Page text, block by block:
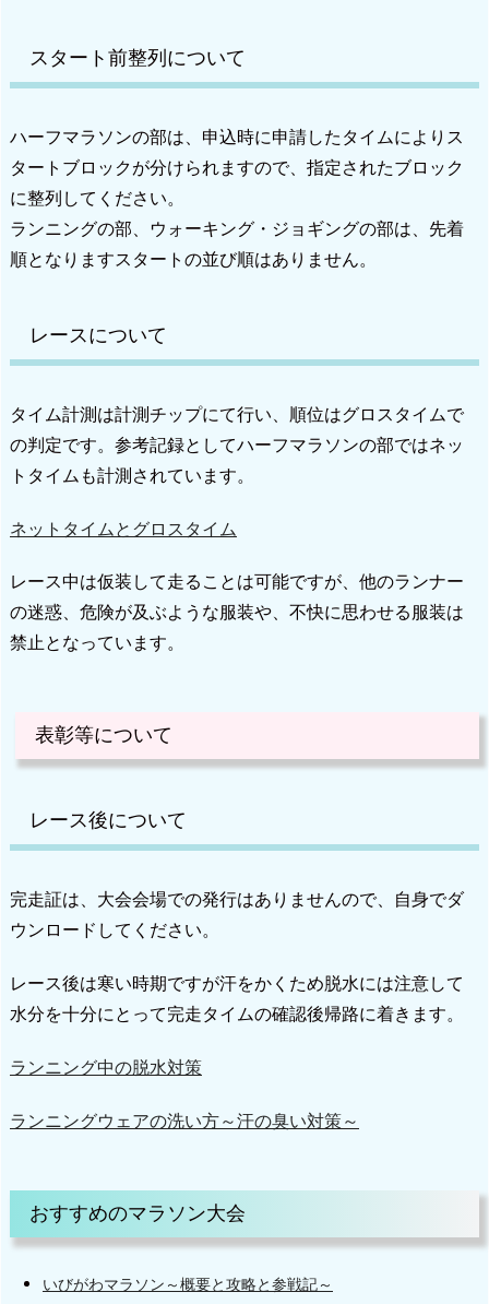
スタート前整列について
ハーフマラソンの部は、申込時に申請したタイムによりス
タートブロックが分けられますので、指定されたブロック
に整列してください。
ランニングの部、ウォーキング・ジョギングの部は、先着
順となりますスタートの並び順はありません。
レースについて
タイム計測は計測チップにて行い、順位はグロスタイムで
の判定です。参考記録としてハーフマラソンの部ではネッ
トタイムも計測されています。
ネットタイムとグロスタイム
レース中は仮装して走ることは可能ですが、他のランナー
の迷惑、危険が及ぶような服装や、不快に思わせる服装は
禁止となっています。
表彰等について
レース後について
完走証は、大会会場での発行はありませんので、自身でダ
ウンロードしてください。
レース後は寒い時期ですが汗をかくため脱水には注意して
水分を十分にとって完走タイムの確認後帰路に着きます。
ランニング中の脱水対策
ランニングウェアの洗い方～汗の臭い対策～
おすすめのマラソン大会
いびがわマラソン～概要と攻略と参戦記～